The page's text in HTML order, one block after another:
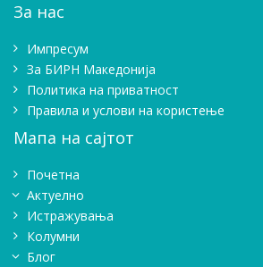
За нас
Импресум
Зa БИРН Македонија
Политика на приватност
Правила и услови на користење
Мапа на сајтот
Почетна
Актуелно
Истражувањa
Колумни
Блог